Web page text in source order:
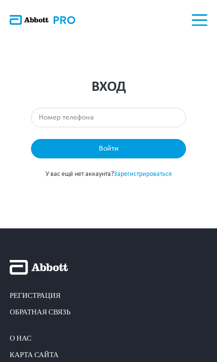
ВХОД
Войти
У вас ещё нет аккаунта?Зарегистрироваться
РЕГИСТРАЦИЯ
ОБРАТНАЯ СВЯЗЬ
О НАС
КАРТА САЙТА